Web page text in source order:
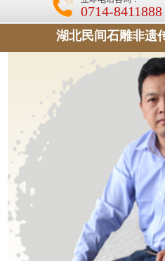
0714-8411888
湖北民间石雕非遗